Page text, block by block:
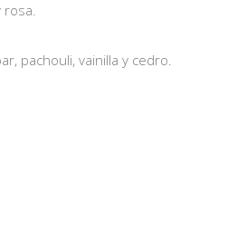
rosa.
pachouli, vainilla y cedro.